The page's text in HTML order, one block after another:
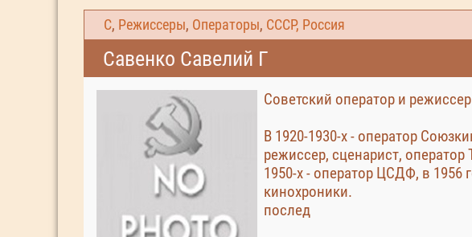
С, Режиссеры, Операторы, СССР, Россия
Савенко Савелий Г
Советский оператор и
В 1920-1930-х - оператор
режиссер, сценарист,
1950-х - оператор ЦСДФ, в 1956
кинохроники.
послед